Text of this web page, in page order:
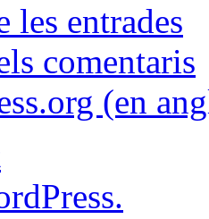
les entrades
comentaris
(en